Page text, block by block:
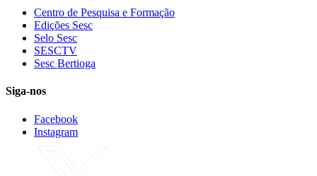
Centro de Pesquisa e Formação
Edições Sesc
Selo Sesc
SESCTV
Sesc Bertioga
Siga-nos
Facebook
Instagram